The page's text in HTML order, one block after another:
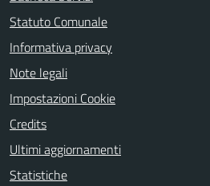
Statuto Comunale
Informativa privacy
Note legali
Impostazioni Cookie
Credits
Ultimi aggiornamenti
Statistiche